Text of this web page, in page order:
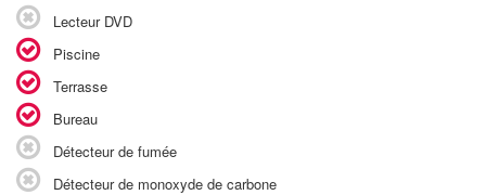
Lecteur DVD
Piscine
Terrasse
Bureau
Détecteur de fumée
Détecteur de monoxyde de carbone